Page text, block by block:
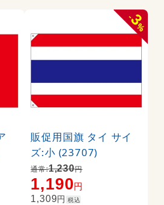
-
3
%
販促用国旗 タイ サイ
ズ:小 (23707)
通常:1,230円
1,190円
1,309円 税込